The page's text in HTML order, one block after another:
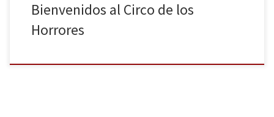
Bienvenidos al Circo de los
Horrores